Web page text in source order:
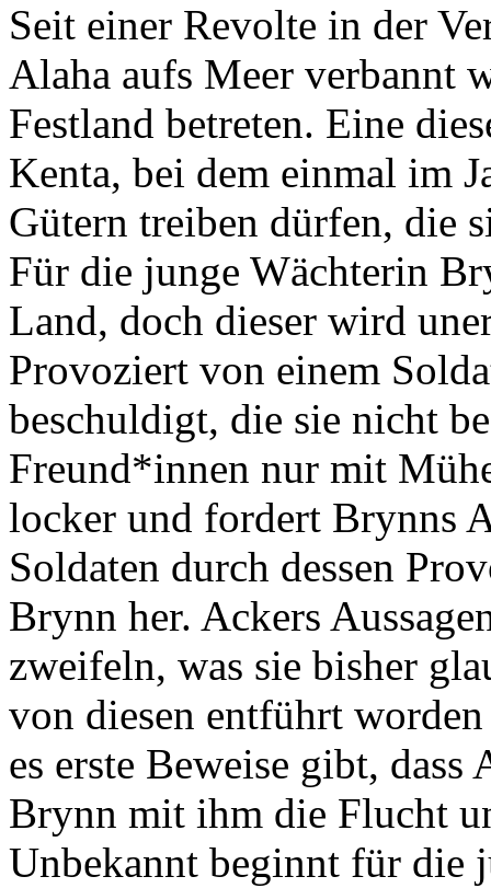
Seit einer Revolte in der
Alaha aufs Meer verbannt
Festland betreten. Eine
Kenta, bei dem einmal im
Gütern treiben dürfen, die
Für die junge Wächterin
Land, doch dieser wird
Provoziert von einem
beschuldigt, die sie nicht
Freund*innen nur mit
locker und fordert Brynns
Soldaten durch dessen
Brynn her. Ackers
zweifeln, was sie bisher
von diesen entführt
es erste Beweise gibt,
Brynn mit ihm die Flucht
Unbekannt beginnt für die